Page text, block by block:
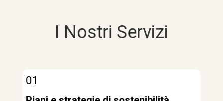
I Nostri Servizi
01